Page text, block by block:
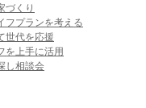
づくり
フプランを考える
世代を応援
を上手に活用
し相談会